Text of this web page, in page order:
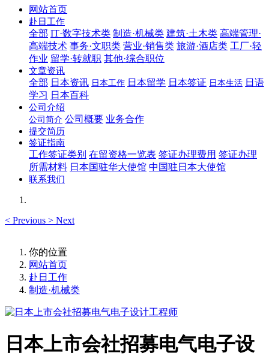
网站首页
赴日工作
全部 IT·数字技术类 制造·机械类 建筑·土木类 高端管理·
高端技术 事务·文职类 营业·销售类 旅游·酒店类 工厂·轻
作业 留学·转就职 其他·综合职位
文章资讯
全部 日本资讯 日本工作 日本留学 日本签证 日本生活 日语
学习 日本百科
公司介绍
公司简介 公司概要 业务合作
提交简历
签证指南
工作签证类别 在留资格一览表 签证办理费用 签证办理
所需材料 日本国驻华大使馆 中国驻日本大使馆
联系我们
< Previous > Next
你的位置
网站首页
赴日工作
制造·机械类
日本上市会社招募电气电子设